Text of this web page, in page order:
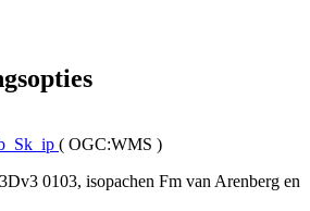
( OGC:WMS )
0103, isopachen Fm van Arenberg en